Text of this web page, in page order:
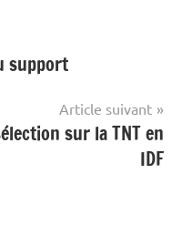
support
Article suivant
sur la TNT en
IDF